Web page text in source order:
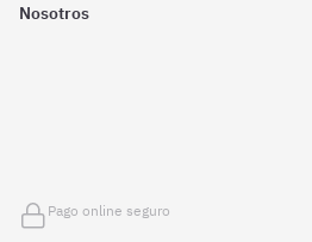
Nosotros
Pago online seguro